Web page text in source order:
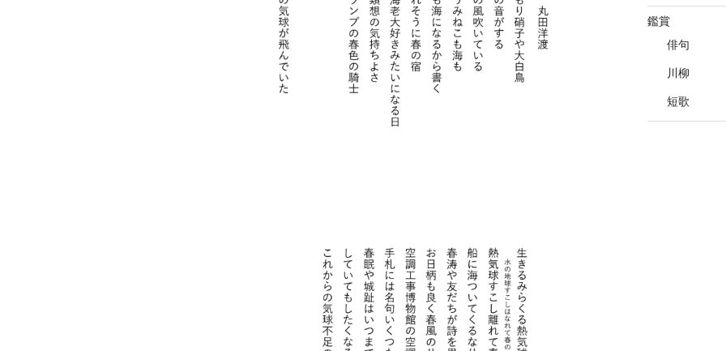
鑑賞
俳句
川柳
短歌